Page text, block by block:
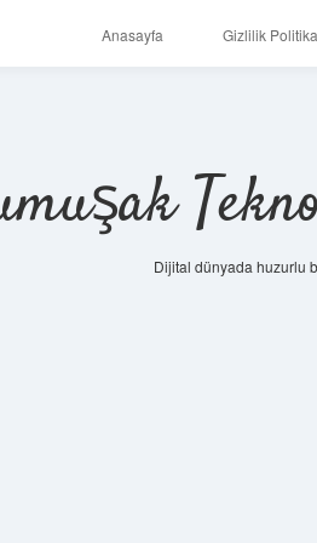
Anasayfa Gizlilik
Dijital dünyada huzurlu